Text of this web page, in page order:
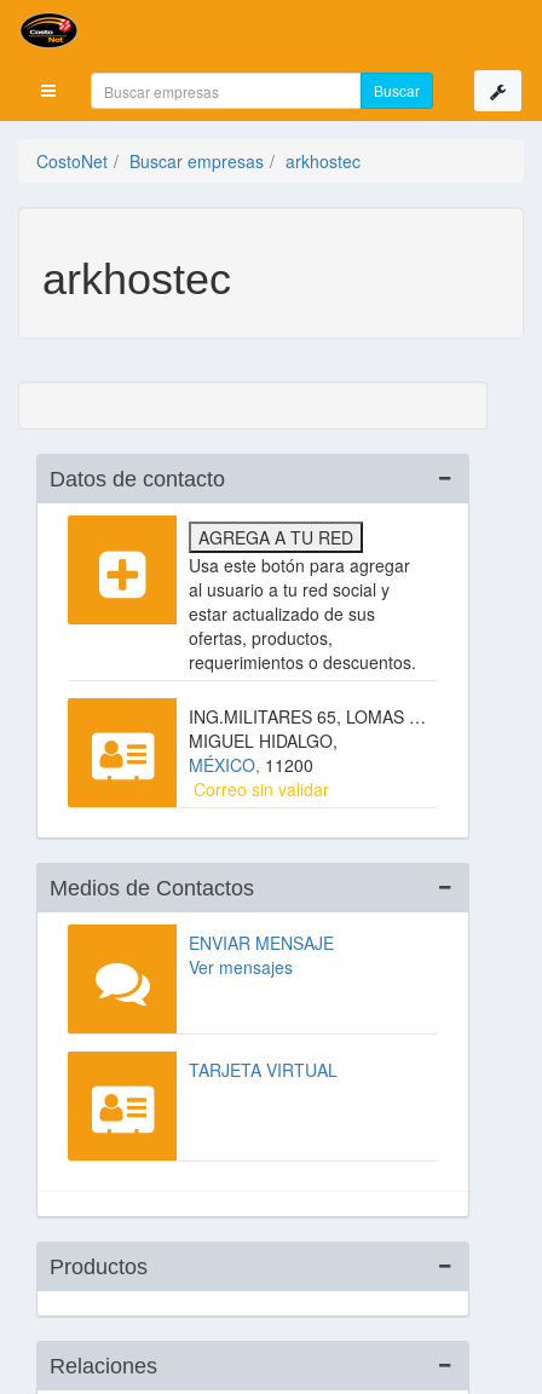
Mostrar menú
CostoNet Buscar empresas arkhostec
arkhostec
Datos de contacto
AGREGA A TU RED
Usa este botón para agregar
al usuario a tu red social y
estar actualizado de sus
ofertas, productos,
requerimientos o descuentos.
ING.MILITARES 65, LOMAS DE SOTELO,
MIGUEL HIDALGO,
MÉXICO, 11200
Correo sin validar
Medios de Contactos
ENVIAR MENSAJE
Ver mensajes
TARJETA VIRTUAL
Productos
Relaciones